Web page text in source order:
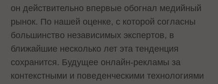
он действительно впервые обогнал медийный
рынок. По нашей оценке, с которой согласны
большинство независимых экспертов, в
ближайшие несколько лет эта тенденция
сохранится. Будущее онлайн-рекламы за
контекстными и поведенческими технологиями